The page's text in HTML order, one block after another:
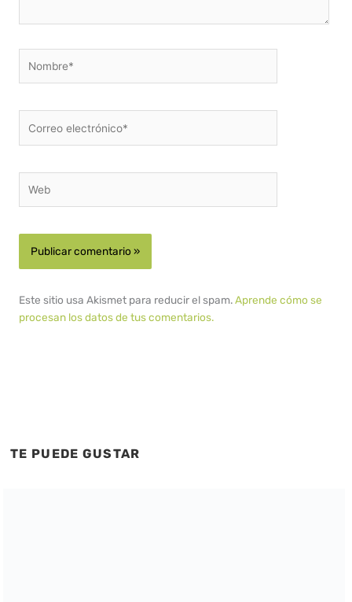
electrónico*
Este sitio usa Akismet para reducir el spam.Aprende cómo se
procesan los datos de tus comentarios.
TE PUEDE GUSTAR